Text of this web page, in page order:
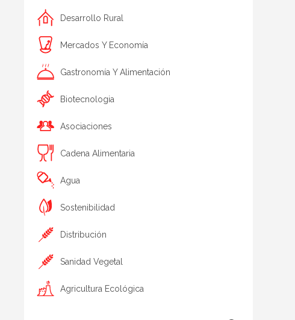
Desarrollo Rural
Mercados Y Economía
Gastronomía Y Alimentación
Biotecnologia
Asociaciones
Cadena Alimentaria
Agua
Sostenibilidad
Distribución
Sanidad Vegetal
Agricultura Ecológica